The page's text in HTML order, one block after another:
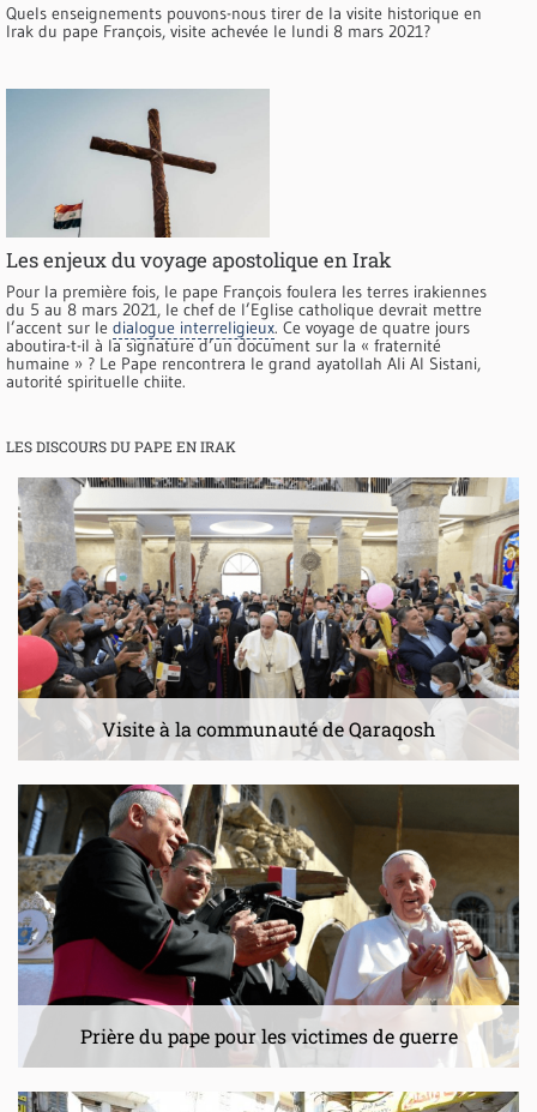
Quels enseignements pouvons-nous tirer de la visite historique en
Irak du pape François, visite achevée le lundi 8 mars 2021?
Les enjeux du voyage apostolique en Irak
Pour la première fois, le pape François foulera les terres irakiennes
du 5 au 8 mars 2021, le chef de l’Eglise catholique devrait mettre
l’accent sur le dialogue interreligieux. Ce voyage de quatre jours
aboutira-t-il à la signature d’un document sur la « fraternité
humaine » ? Le Pape rencontrera le grand ayatollah Ali Al Sistani,
autorité spirituelle chiite.
LES DISCOURS DU PAPE EN IRAK
Visite à la communauté de Qaraqosh
Prière du pape pour les victimes de guerre